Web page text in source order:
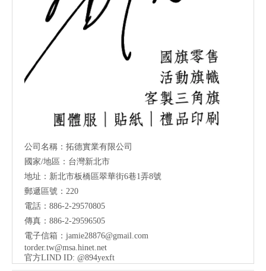
公司名稱：拓德實業有限公司
國家/地區：台灣新北市
地址：新北市板橋區翠華街6巷1弄8號
郵遞區號：220
電話：886-2-29570805
傳真：886-2-29596505
電子信箱： jamie28876@gmail.com
torder.tw@msa.hinet.net
官方LIND ID: @894yexft